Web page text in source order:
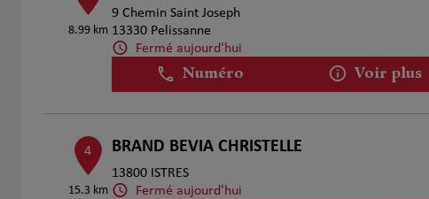
8.99 km
9 Chemin Saint Joseph
13330 Pelissanne
Fermé aujourd'hui
Numéro Voir plus
4
15.3 km
BRAND BEVIA CHRISTELLE
13800 ISTRES
Fermé aujourd'hui